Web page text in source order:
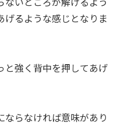
げるような感じとなりま
と強く背中を押してあげ
らなければ意味があり